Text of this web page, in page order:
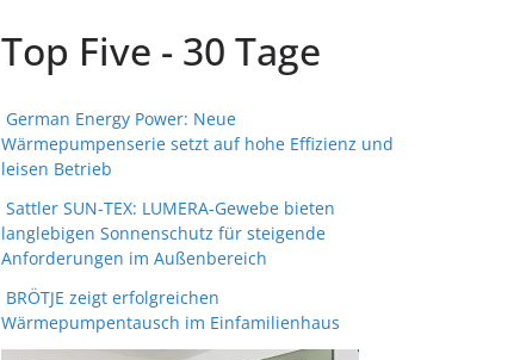
Top Five - 30 Tage
German Energy Power: Neue
Wärmepumpenserie setzt auf hohe Effizienz und
leisen Betrieb
Sattler SUN-TEX: LUMERA-Gewebe bieten
langlebigen Sonnenschutz für steigende
Anforderungen im Außenbereich
BRÖTJE zeigt erfolgreichen
Wärmepumpentausch im Einfamilienhaus